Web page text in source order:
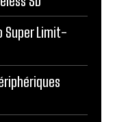
Super Limit-